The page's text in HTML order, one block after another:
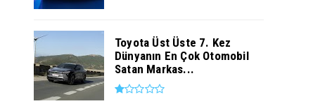
Toyota Üst Üste 7. Kez
Dünyanın En Çok Otomobil
Satan Markas...